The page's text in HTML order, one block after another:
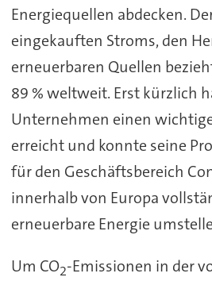
Energiequellen abdecken.
eingekauften Stroms, den
erneuerbaren Quellen
89 % weltweit. Erst kürzlich
Unternehmen einen
erreicht und konnte seine
für den Geschäftsbereich
innerhalb von Europa
erneuerbare Energie
Um CO2-Emissionen in der